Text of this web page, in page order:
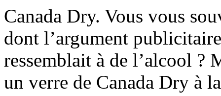
Canada Dry. Vous vous
dont l’argument
ressemblait à de l’alcool ?
un verre de Canada Dry à